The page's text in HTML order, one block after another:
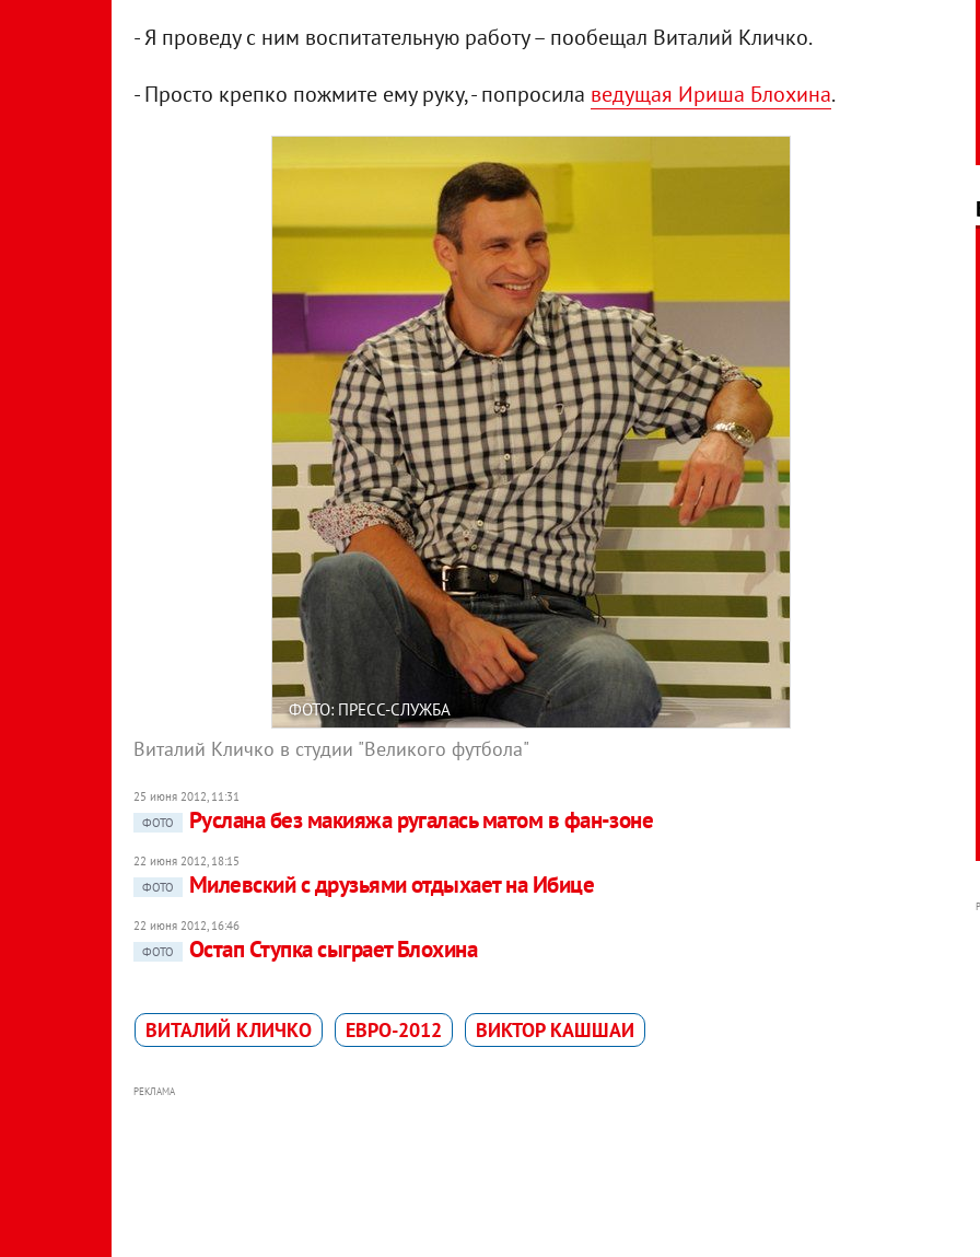
- Я проведу с ним воспитательную работу – пообещал Виталий Кличко.
- Просто крепко пожмите ему руку, - попросила ведущая Ириша Блохина.
ФОТО: ПРЕСС-СЛУЖБА
Виталий Кличко в студии "Великого футбола"
25 июня 2012, 11:31
ФОТО
Руслана без макияжа ругалась матом в фан-зоне
22 июня 2012, 18:15
ФОТО
Милевский с друзьями отдыхает на Ибице
22 июня 2012, 16:46
ФОТО
Остап Ступка сыграет Блохина
ВИТАЛИЙ КЛИЧКО ЕВРО-2012 ВИКТОР КАШШАИ
РЕКЛАМА